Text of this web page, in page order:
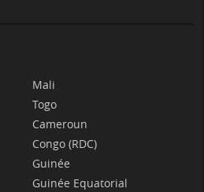
Mali
Togo
Cameroun
Congo (RDC)
Guinée
Guinée Equatorial